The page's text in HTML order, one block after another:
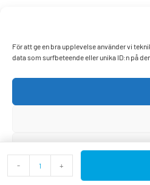
För att ge en bra upplevelse använder vi
data som surfbeteende eller unika ID:n på
- +